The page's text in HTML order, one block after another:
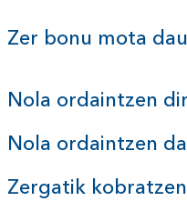
Zer bonu mota
Nola ordaintzen
Nola ordaintzen
Zergatik